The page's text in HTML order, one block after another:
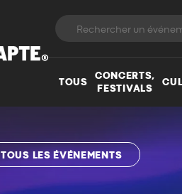
TOUS
CONCERTS,
FESTIVALS
TOUS LES ÉVÉNEMENTS